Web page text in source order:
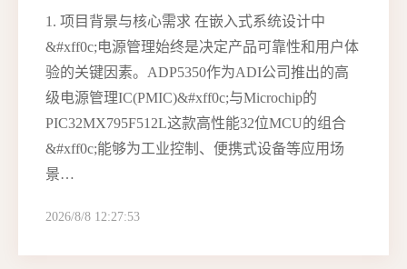
1. 项目背景与核心需求 在嵌入式系统设计中
&#xff0c;电源管理始终是决定产品可靠性和用户体
验的关键因素。ADP5350作为ADI公司推出的高
级电源管理IC(PMIC)&#xff0c;与Microchip的
PIC32MX795F512L这款高性能32位MCU的组合
&#xff0c;能够为工业控制、便携式设备等应用场
景…
2026/8/8 12:27:53